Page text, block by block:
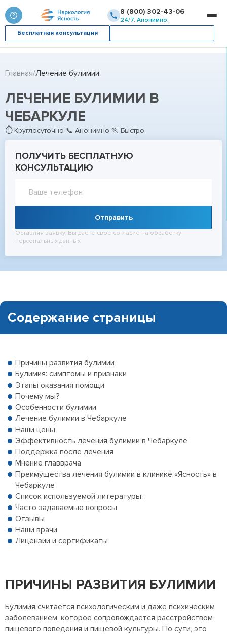
8 (800) 302-43-06
24/7. Анонимно.
Бесплатная консультация
Главная Лечение булимии
ЛЕЧЕНИЕ БУЛИМИИ В
ЧЕБАРКУЛЕ
⏱ Круглосуточно 📞 Анонимно 🏃 Быстро
ПОЛУЧИТЬ БЕСПЛАТНУЮ
КОНСУЛЬТАЦИЮ
Отправить
Оставляя заявку, Вы даёте своё согласие на обработку
персональных данных
Содержание страницы
Причины развития булимии
Булимия: симптомы и признаки
Этапы оказания помощи
Почему мы?
Особенности булимии
Лечение булимии в Чебаркуле
Наши цены
Эффективность лечения булимии в Чебаркуле
Поддержка после лечения
Мнение главврача
Преимущества лечения булимии в клинике «Ясность» в
Чебаркуле
Список используемой литературы:
Часто задаваемые вопросы
Отзывы
Наши врачи
Лицензии и сертификаты
ПРИЧИНЫ РАЗВИТИЯ БУЛИМИИ
Булимия считается психологическим и даже психическим
заболеванием, которое сопровождается расстройством
пищевого поведения и пищевой культуры. По сути, это